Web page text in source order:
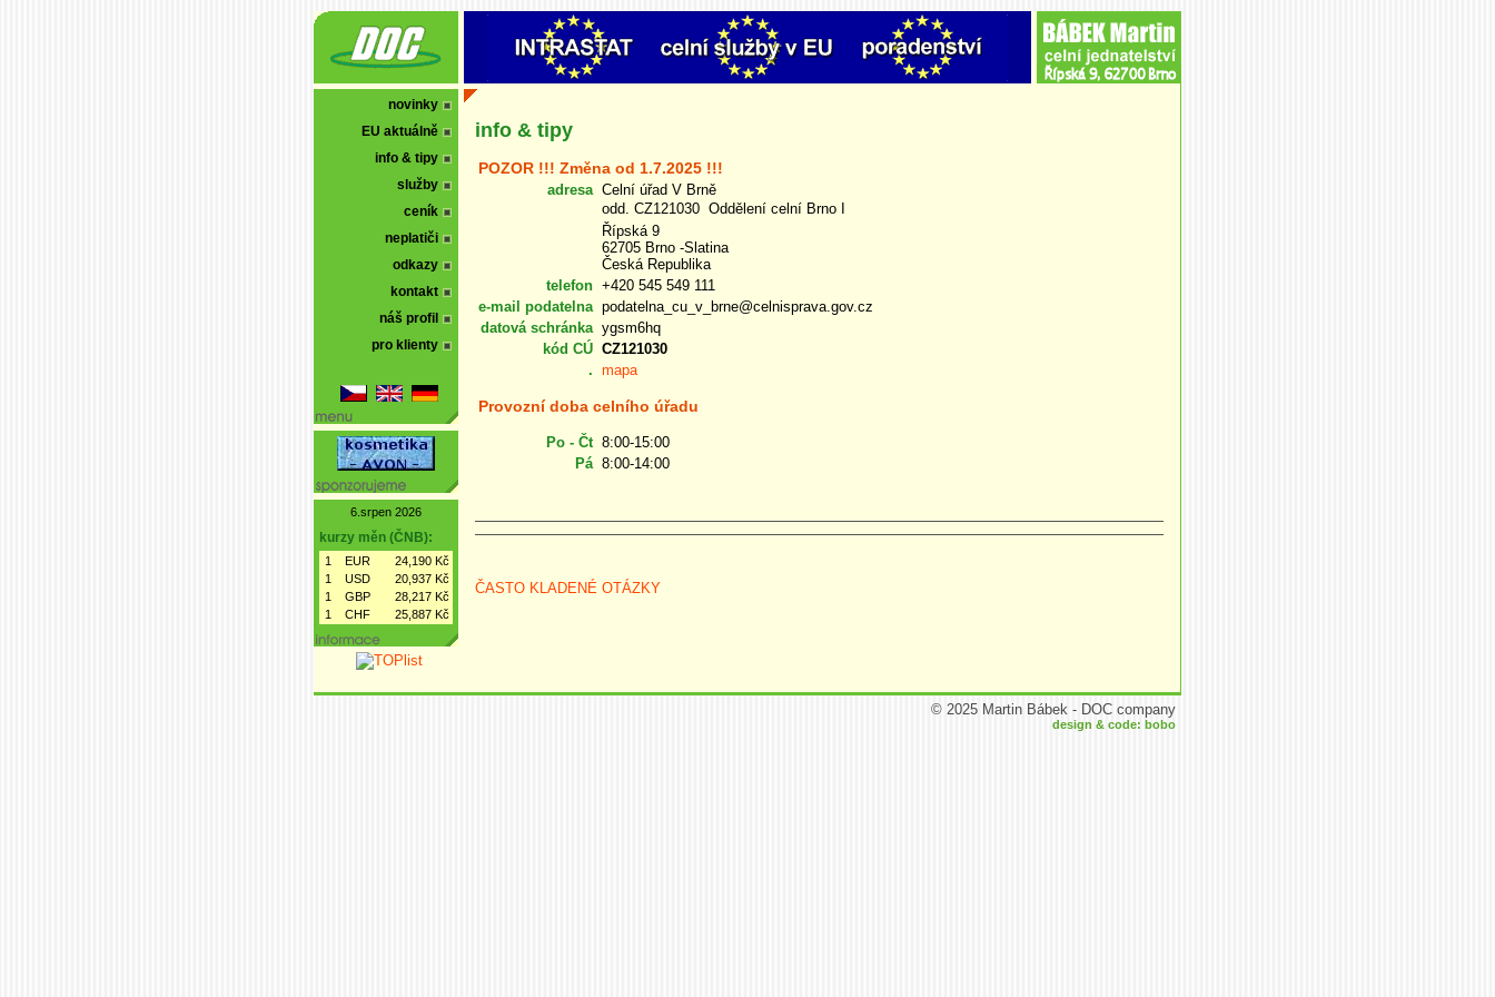
novinky
EU aktuálně
info & tipy
služby
ceník
neplatiči
odkazy
kontakt
náš profil
pro klienty
6.srpen 2026
kurzy měn (ČNB):
1 EUR
24,190 Kč
1
USD
20,937 Kč
1
GBP
28,217 Kč
1
CHF 25,887 Kč
info & tipy
POZOR !!! Změna od 1.7.2025 !!!
adresa Celní úřad V Brně
odd. CZ121030  Oddělení celní Brno I
Řípská 9
62705 Brno -Slatina
Česká Republika
telefon +420 545 549 111
e-mail podatelna podatelna_cu_v_brne@celnisprava.gov.cz
datová schránka ygsm6hq
kód CÚ CZ121030
. mapa
Provozní doba celního úřadu
Po - Čt 8:00-15:00
Pá 8:00-14:00
ČASTO KLADENÉ OTÁZKY
© 2025 Martin Bábek - DOC company
design & code: bobo